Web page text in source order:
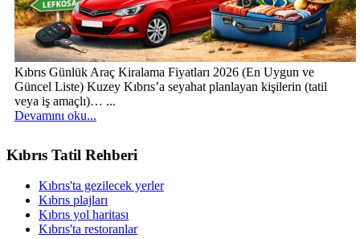
Kıbrıs Günlük Araç Kiralama Fiyatları 2026 (En Uygun ve
Güncel Liste) Kuzey Kıbrıs’a seyahat planlayan kişilerin (tatil
veya iş amaçlı)… ...
Devamını oku...
Kıbrıs Tatil Rehberi
Kıbrıs'ta gezilecek yerler
Kıbrıs plajları
Kıbrıs yol haritası
Kıbrıs'ta restoranlar